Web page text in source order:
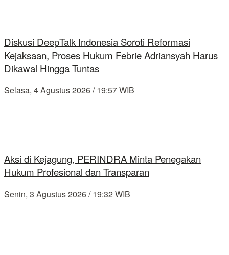
Diskusi DeepTalk Indonesia Soroti Reformasi
Kejaksaan, Proses Hukum Febrie Adriansyah Harus
Dikawal Hingga Tuntas
Selasa, 4 Agustus 2026 / 19:57 WIB
Aksi di Kejagung, PERINDRA Minta Penegakan
Hukum Profesional dan Transparan
Senin, 3 Agustus 2026 / 19:32 WIB